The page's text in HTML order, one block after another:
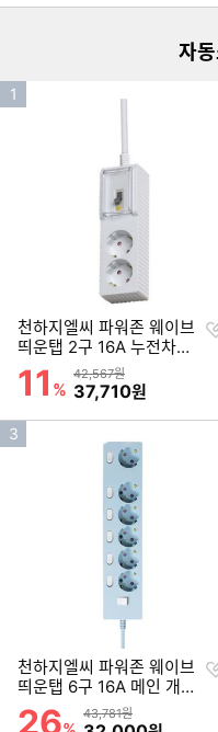
자
인1
천하지엘씨 파워존 웨이브
띄운탭 2구 16A 누전차단
자동소화 고용량 멀티탭 (3
m)
할인률
11 %
상품금액
42,567원
할인금액
37,710원
인
3
천하지엘씨 파워존 웨이브
띄운탭 6구 16A 메인 개별
스위치 자동소화 멀티탭 (1.
5m)
할인률
26 상품금액
43,781원